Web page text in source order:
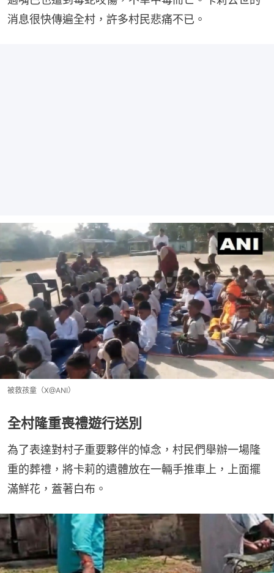
消息很快傳遍全村，許多村民悲痛不已。
被救孩童（X@ANI）
全村隆重喪禮遊行送別
為了表達對村子重要夥伴的悼念，村民們舉辦一場隆
重的葬禮，將卡莉的遺體放在一輛手推車上，上面擺
滿鮮花，蓋著白布。